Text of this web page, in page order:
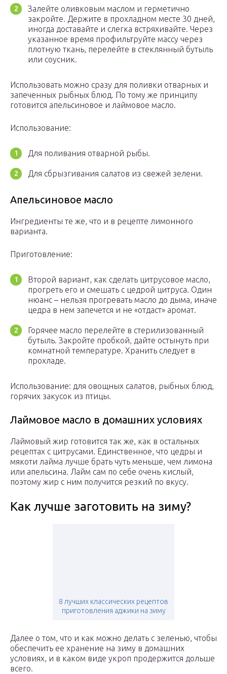
Залейте оливковым маслом и герметично
закройте. Держите в прохладном месте 30 дней,
иногда доставайте и слегка встряхивайте. Через
указанное время профильтруйте массу через
плотную ткань, перелейте в стеклянный бутыль
или соусник.
Использовать можно сразу для поливки отварных и
запеченных рыбных блюд. По тому же принципу
готовится апельсиновое и лаймовое масло.
Использование:
Для поливания отварной рыбы.
Для сбрызгивания салатов из свежей зелени.
Апельсиновое масло
Ингредиенты те же, что и в рецепте лимонного
варианта.
Приготовление:
Второй вариант, как сделать цитрусовое масло,
прогреть его и смешать с цедрой цитруса. Один
нюанс – нельзя прогревать масло до дыма, иначе
цедра в нем запечется и не «отдаст» аромат.
Горячее масло перелейте в стерилизованный
бутыль. Закройте пробкой, дайте остынуть при
комнатной температуре. Хранить следует в
прохладе.
Использование: для овощных салатов, рыбных блюд,
горячих закусок из птицы.
Лаймовое масло в домашних условиях
Лаймовый жир готовится так же, как в остальных
рецептах с цитрусами. Единственное, что цедры и
мякоти лайма лучше брать чуть меньше, чем лимона
или апельсина. Лайм сам по себе очень кислый,
поэтому жир с ним получится резкий по вкусу.
Как лучше заготовить на зиму?
8 лучших классических рецептов
приготовления аджики на зиму
Далее о том, что и как можно делать с зеленью, чтобы
обеспечить ее хранение на зиму в домашних
условиях, и в каком виде укроп продержится дольше
всего.